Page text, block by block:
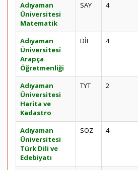
Adıyaman
Üniversitesi
Matematik
SAY 4
Adıyaman
Üniversitesi
Arapça
Öğretmenliği
DİL 4
Adıyaman
Üniversitesi
Harita ve
Kadastro
TYT 2
Adıyaman
Üniversitesi
Türk Dili ve
Edebiyatı
SÖZ 4